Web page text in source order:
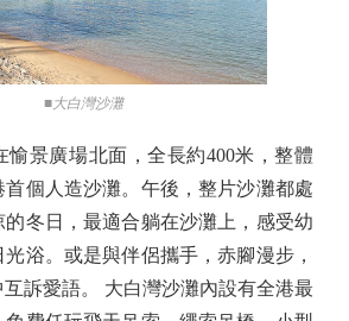
■大白灣沙灘
景廣場北面，全長約400米，整體
首個人造沙灘。午後，整片沙灘都處
冬日，最適合躺在沙灘上，感受幼
浴。或是與伴侶攜手，赤腳漫步，
訴愛語。 大白灣沙灘內設有全港最